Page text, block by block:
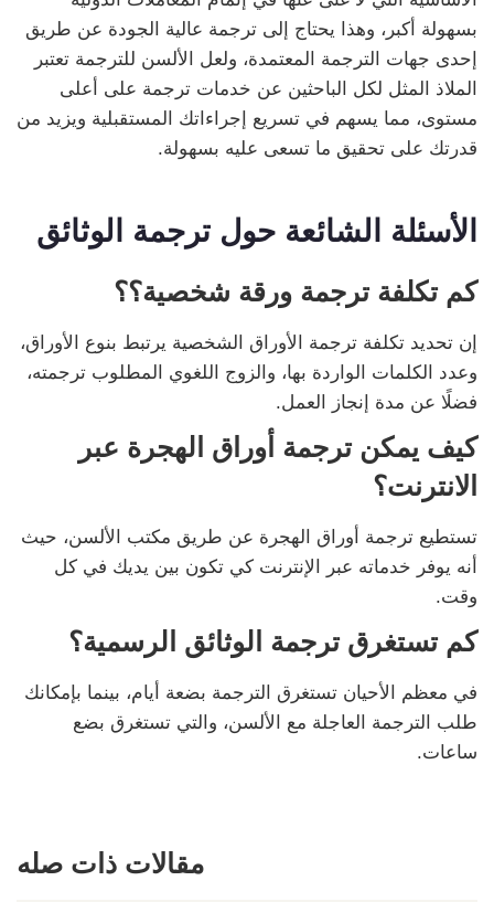
بسهولة أكبر، وهذا يحتاج إلى ترجمة عالية الجودة عن طريق
إحدى جهات الترجمة المعتمدة، ولعل الألسن للترجمة تعتبر
الملاذ المثل لكل الباحثين عن خدمات ترجمة على أعلى
مستوى، مما يسهم في تسريع إجراءاتك المستقبلية ويزيد من
قدرتك على تحقيق ما تسعى عليه بسهولة.
الأسئلة الشائعة حول ترجمة الوثائق
كم تكلفة ترجمة ورقة شخصية؟؟
إن تحديد تكلفة ترجمة الأوراق الشخصية يرتبط بنوع الأوراق،
وعدد الكلمات الواردة بها، والزوج اللغوي المطلوب ترجمته،
فضلًا عن مدة إنجاز العمل.
كيف يمكن ترجمة أوراق الهجرة عبر
الانترنت؟
تستطيع ترجمة أوراق الهجرة عن طريق مكتب الألسن، حيث
أنه يوفر خدماته عبر الإنترنت كي تكون بين يديك في كل
وقت.
كم تستغرق ترجمة الوثائق الرسمية؟
في معظم الأحيان تستغرق الترجمة بضعة أيام، بينما بإمكانك
طلب الترجمة العاجلة مع الألسن، والتي تستغرق بضع
ساعات.
مقالات ذات صله